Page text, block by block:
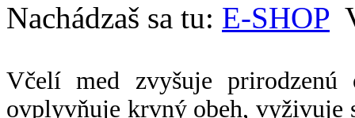
Nachádzaš sa tu: E-SHOP
Včelí med zvyšuje prirodzenú
ovplyvňuje krvný obeh, vyživuje